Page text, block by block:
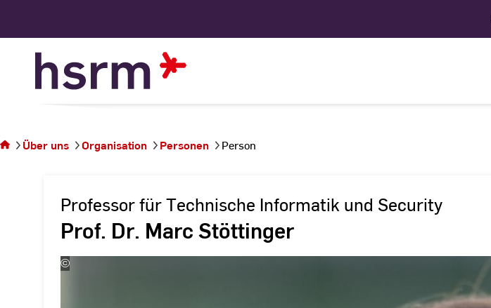
sich auf
der
Über uns Organisation Personen Person
Professor für Technische Informatik und Security
Prof. Dr. Marc Stöttinger
©
Andreas